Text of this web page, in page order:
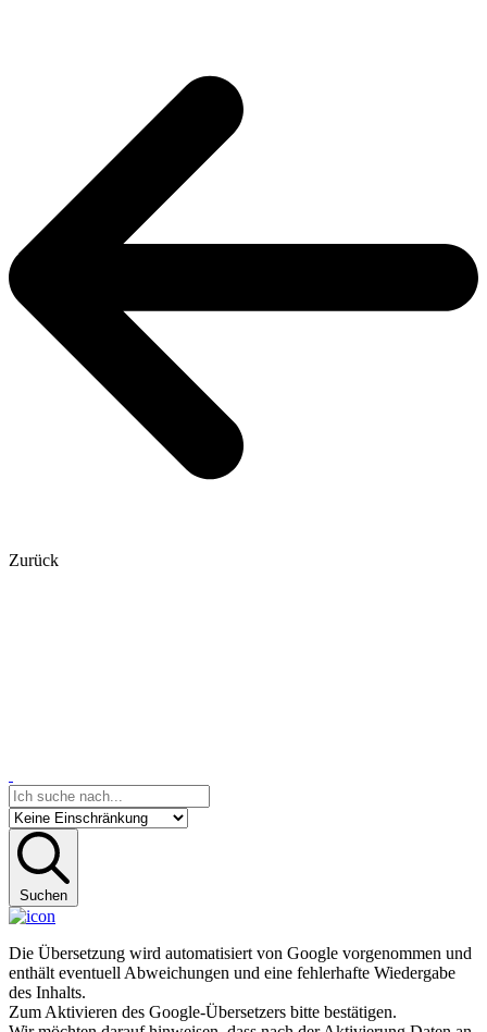
Zurück
Suchen
Die Übersetzung wird automatisiert von Google vorgenommen und
enthält eventuell Abweichungen und eine fehlerhafte Wiedergabe
des Inhalts.
Zum Aktivieren des Google-Übersetzers bitte bestätigen.